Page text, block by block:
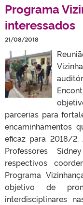
OUVIDORIA
PORTARIAS
Programa
interessados
21/08/2018
parcerias para
encaminhamentos
eficaz para 2018/
Professores
respectivos
Programa
objetivo de
interdisciplinares